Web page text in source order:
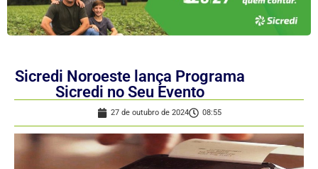
Sicredi Noroeste lança Programa
Sicredi no Seu Evento
27 de outubro de 2024 08:55